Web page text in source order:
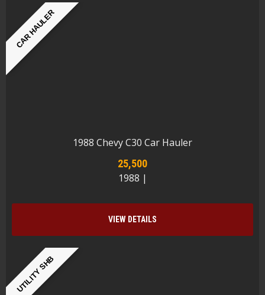
CAR HAULER
1988 Chevy C30 Car Hauler
25,500
1988 |
VIEW DETAILS
UTILITY SHB